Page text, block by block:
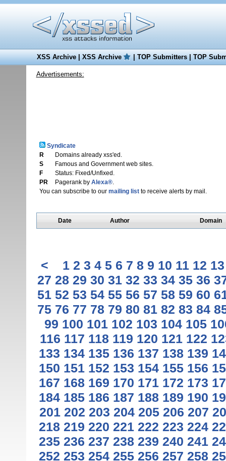
XSS Archive|XSS Archive |TOP Submitters|TOP
Advertisements:
Syndicate
R
Domains already xss'ed.
S
Famous and Government web sites.
F
Status: Fixed/Unfixed.
PR
Pagerank by Alexa®.
You can subscribe to our mailing listto receive alerts by mail.
Date Author Domain
< 1 2 3 4 5 6 7 8 9 10 11 12 13
27 28 29 30 31 32 33 34 35 36
51 52 53 54 55 56 57 58 59 60
75 76 77 78 79 80 81 82 83 84
99 100 101 102 103 104 105
116 117 118 119 120 121 122
133 134 135 136 137 138 139
150 151 152 153 154 155 156
167 168 169 170 171 172 173
184 185 186 187 188 189 190
201 202 203 204 205 206 207
218 219 220 221 222 223 224
235 236 237 238 239 240 241
252 253 254 255 256 257 258